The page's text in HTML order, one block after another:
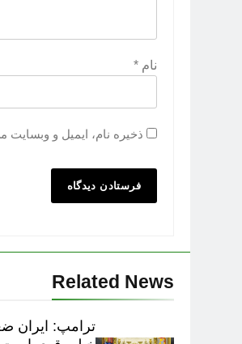
نام *
ذخیره نام، ایمیل و
Related News
ترامپ: ایران